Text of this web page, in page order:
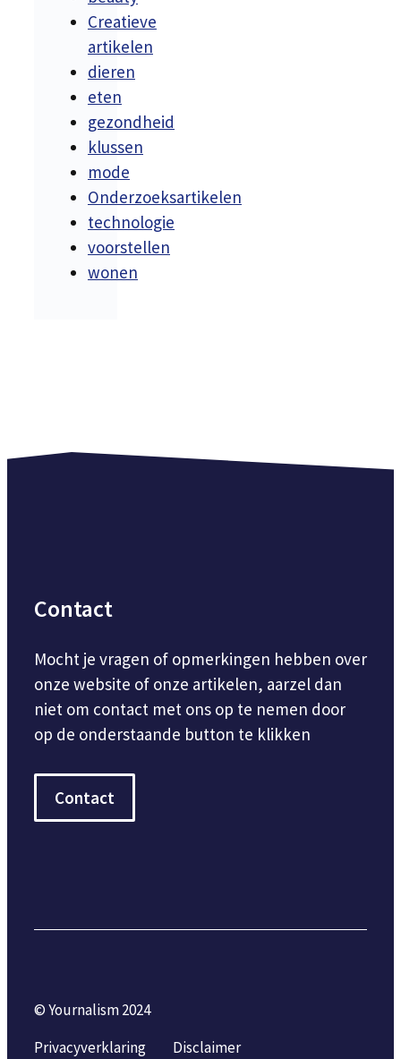
Creatieve
artikelen
dieren
eten
gezondheid
klussen
mode
Onderzoeksartikelen
technologie
voorstellen
wonen
Contact
Mocht je vragen of opmerkingen hebben over
onze website of onze artikelen, aarzel dan
niet om contact met ons op te nemen door
op de onderstaande button te klikken
Contact
© Yournalism 2024
Privacyverklaring
Disclaimer